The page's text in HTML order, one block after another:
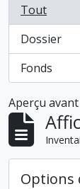
Tout
Dossier
, 1 résultats
Fonds
, 1 résultats
Aperçu
Options